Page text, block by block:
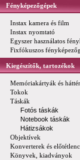
Fényképezőgépek
Instax kamera és film
Instax nyomtató
Egyszer használatos
Fixfókuszos
Kiegészítők, tartozékok
Memóriakártyák és
Tokok
Táskák
Fotós táskák
Notebook táskák
Hátizsákok
Objektívek
Konverterek és
Könyvek, kiadványok